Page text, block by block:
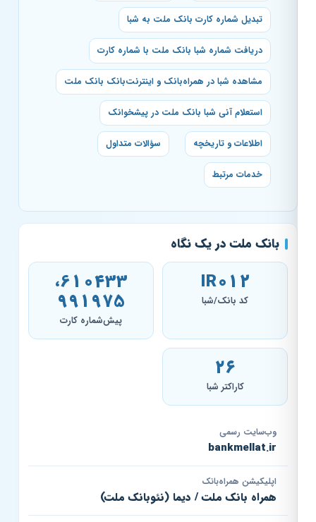
تبدیل شماره کارت بانک ملت به شبا
دریافت شماره شبا بانک ملت با شماره کارت
مشاهده شبا در همراه‌بانک و اینترنت‌بانک بانک ملت
استعلام آنی شبا بانک ملت در پیشخوانک
اطلاعات و تاریخچه سؤالات متداول
خدمات مرتبط
بانک ملت در یک نگاه
IR012
کد بانک/شبا
610433،
991975
پیش‌شماره کارت
۲۶
کاراکتر شبا
وب‌سایت رسمی
bankmellat.ir
اپلیکیشن همراه‌بانک
همراه بانک ملت / دیما (نئوبانک ملت)